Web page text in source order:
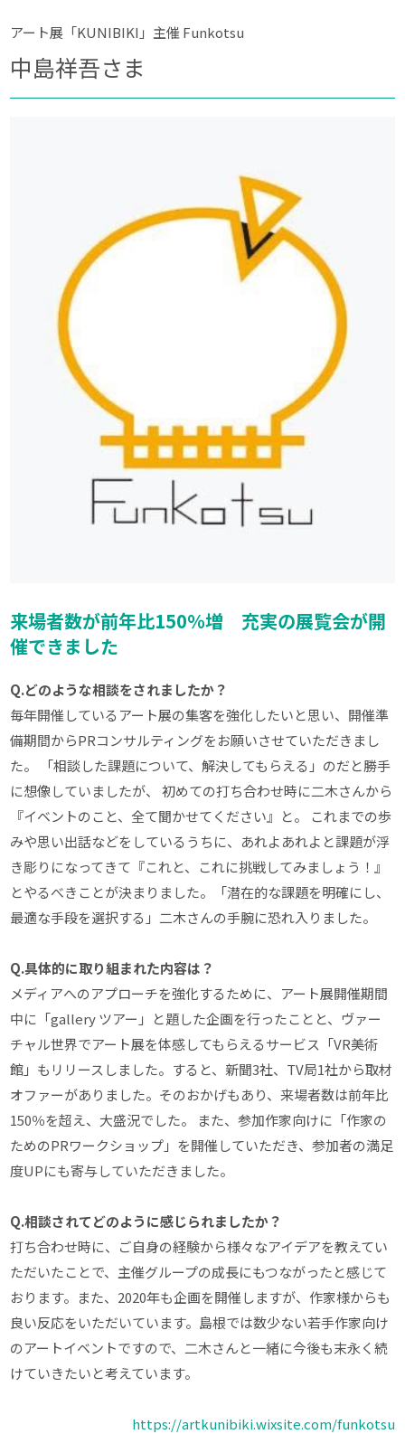
アート展「KUNIBIKI」主催 Funkotsu
中島祥吾さま
来場者数が前年比150％増 充実の展覧会が開
催できました
Q.どのような相談をされましたか？
毎年開催しているアート展の集客を強化したいと思い、開催準
備期間からPRコンサルティングをお願いさせていただきまし
た。 「相談した課題について、解決してもらえる」のだと勝手
に想像していましたが、 初めての打ち合わせ時に二木さんから
『イベントのこと、全て聞かせてください』と。 これまでの歩
みや思い出話などをしているうちに、あれよあれよと課題が浮
き彫りになってきて『これと、これに挑戦してみましょう！』
とやるべきことが決まりました。「潜在的な課題を明確にし、
最適な手段を選択する」二木さんの手腕に恐れ入りました。
Q.具体的に取り組まれた内容は？
メディアへのアプローチを強化するために、アート展開催期間
中に「gallery ツアー」と題した企画を行ったことと、ヴァー
チャル世界でアート展を体感してもらえるサービス「VR美術
館」もリリースしました。すると、新聞3社、TV局1社から取材
オファーがありました。そのおかげもあり、来場者数は前年比
150％を超え、大盛況でした。 また、参加作家向けに「作家の
ためのPRワークショップ」を開催していただき、参加者の満足
度UPにも寄与していただきました。
Q.相談されてどのように感じられましたか？
打ち合わせ時に、ご自身の経験から様々なアイデアを教えてい
ただいたことで、主催グループの成長にもつながったと感じて
おります。また、2020年も企画を開催しますが、作家様からも
良い反応をいただいています。島根では数少ない若手作家向け
のアートイベントですので、二木さんと一緒に今後も末永く続
けていきたいと考えています。
https://artkunibiki.wixsite.com/funkotsu